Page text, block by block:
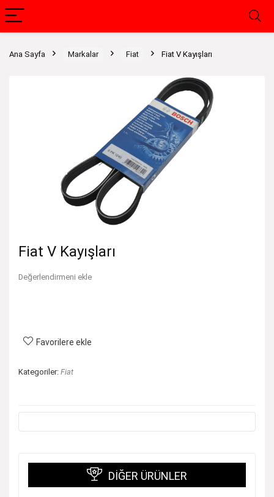
Ana Sayfa Markalar Fiat Fiat V Kayışları
Fiat V Kayışları
Değerlendirmeni ekle
Favorilere ekle
Kategoriler: Fiat
DIĞER ÜRÜNLER